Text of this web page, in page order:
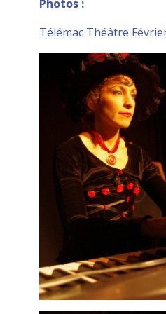
Photos :
Télémac Théâtre